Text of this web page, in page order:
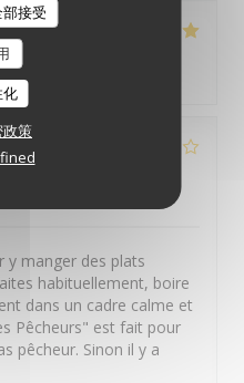
接受
策
价比
y manger des plats
habituellement, boire
dans un cadre calme et
Pêcheurs" est fait pour
pêcheur. Sinon il y a